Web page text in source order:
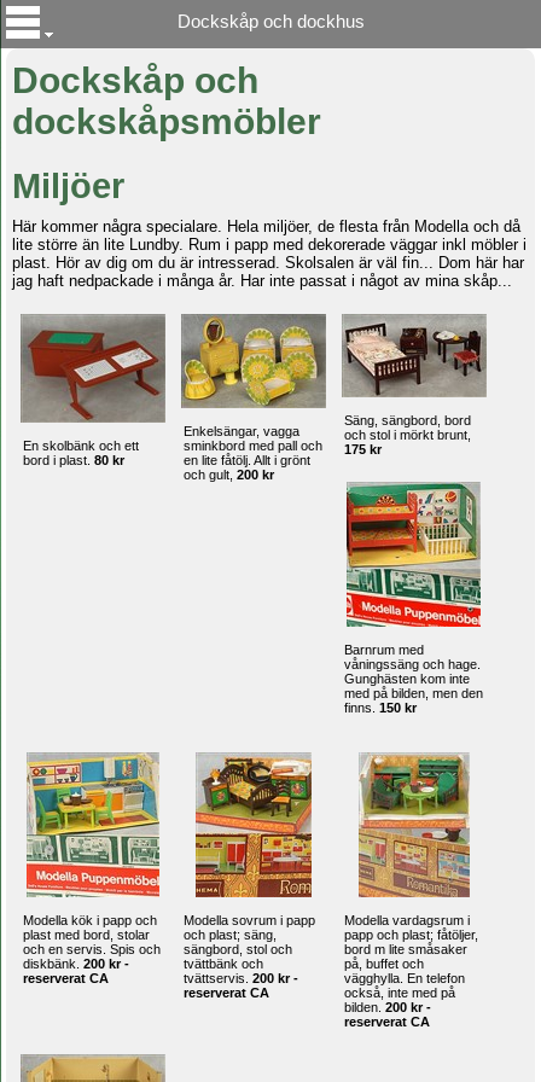
Dockskåp och dockhus
Dockskåp och
dockskåpsmöbler
Miljöer
Här kommer några specialare. Hela miljöer, de flesta från Modella och då
lite större än lite Lundby. Rum i papp med dekorerade väggar inkl möbler i
plast. Hör av dig om du är intresserad. Skolsalen är väl fin... Dom här har
jag haft nedpackade i många år. Har inte passat i något av mina skåp...
En skolbänk och ett
bord i plast. 80 kr
Enkelsängar, vagga
sminkbord med pall och
en lite fåtölj. Allt i grönt
och gult, 200 kr
Säng, sängbord, bord
och stol i mörkt brunt,
175 kr
Barnrum med
våningssäng och hage.
Gunghästen kom inte
med på bilden, men den
finns. 150 kr
Modella kök i papp och
plast med bord, stolar
och en servis. Spis och
diskbänk. 200 kr -
reserverat CA
Modella sovrum i papp
och plast; säng,
sängbord, stol och
tvättbänk och
tvättservis. 200 kr -
reserverat CA
Modella vardagsrum i
papp och plast; fåtöljer,
bord m lite småsaker
på, buffet och
vägghylla. En telefon
också, inte med på
bilden. 200 kr -
reserverat CA